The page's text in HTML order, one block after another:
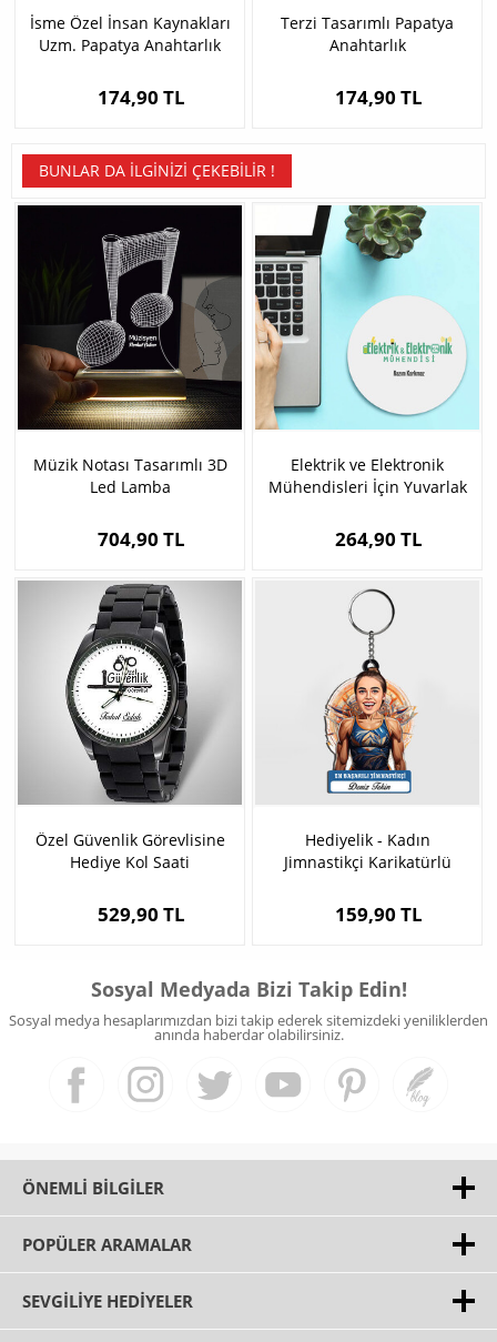
İsme Özel İnsan Kaynakları
Uzm. Papatya Anahtarlık
174,90 TL
Terzi Tasarımlı Papatya
Anahtarlık
174,90 TL
BUNLAR DA İLGINIZI ÇEKEBILIR !
Müzik Notası Tasarımlı 3D
Led Lamba
704,90 TL
Elektrik ve Elektronik
Mühendisleri İçin Yuvarlak
264,90 TL
Özel Güvenlik Görevlisine
Hediye Kol Saati
529,90 TL
Hediyelik - Kadın
Jimnastikçi Karikatürlü
159,90 TL
Sosyal Medyada Bizi Takip Edin!
Sosyal medya hesaplarımızdan bizi takip ederek sitemizdeki yeniliklerden
anında haberdar olabilirsiniz.
ÖNEMLI BILGILER
POPÜLER ARAMALAR
SEVGILIYE HEDIYELER